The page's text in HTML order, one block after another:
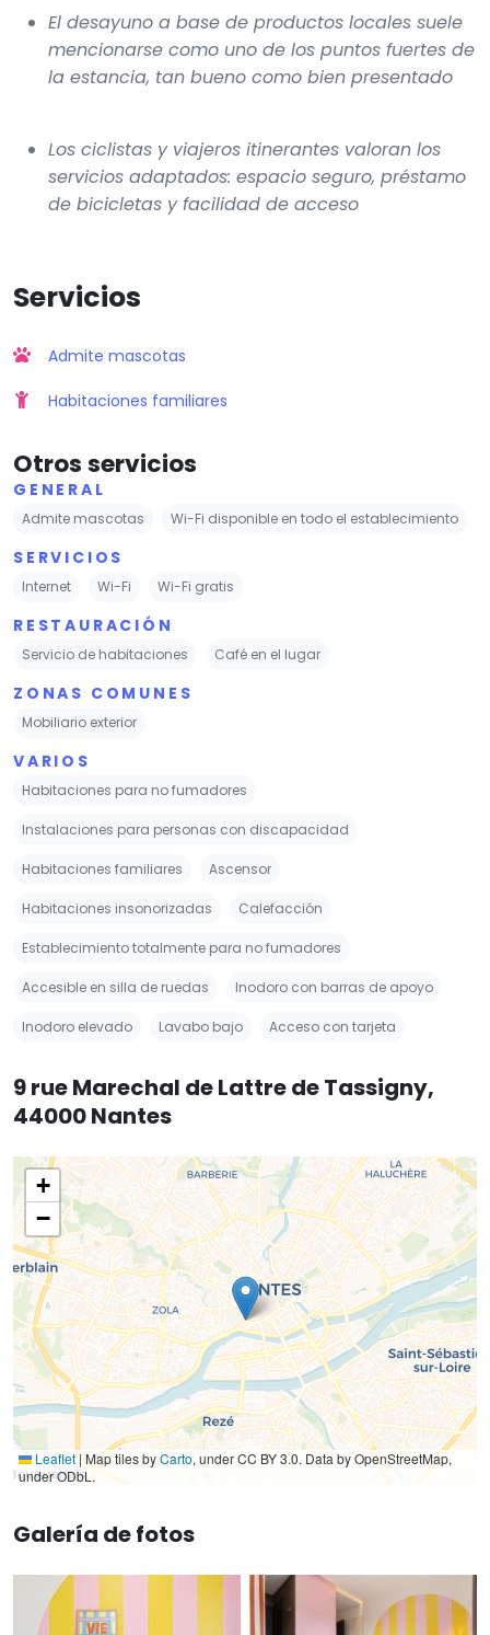
El desayuno a base de productos locales suele
mencionarse como uno de los puntos fuertes de
la estancia, tan bueno como bien presentado
Los ciclistas y viajeros itinerantes valoran los
servicios adaptados: espacio seguro, préstamo
de bicicletas y facilidad de acceso
Servicios
Admite mascotas
Habitaciones familiares
Otros servicios
GENERAL
Admite mascotas Wi-Fi disponible en todo el establecimiento
SERVICIOS
Internet Wi-Fi Wi-Fi gratis
RESTAURACIÓN
Servicio de habitaciones Café en el lugar
ZONAS COMUNES
Mobiliario exterior
VARIOS
Habitaciones para no fumadores
Instalaciones para personas con discapacidad
Habitaciones familiares Ascensor
Habitaciones insonorizadas Calefacción
Establecimiento totalmente para no fumadores
Accesible en silla de ruedas Inodoro con barras de apoyo
Inodoro elevado Lavabo bajo Acceso con tarjeta
9 rue Marechal de Lattre de Tassigny,
44000 Nantes
+
−
Leaflet | Map tiles byCarto, under CC BY 3.0. Data by OpenStreetMap,
under ODbL.
Galería de fotos